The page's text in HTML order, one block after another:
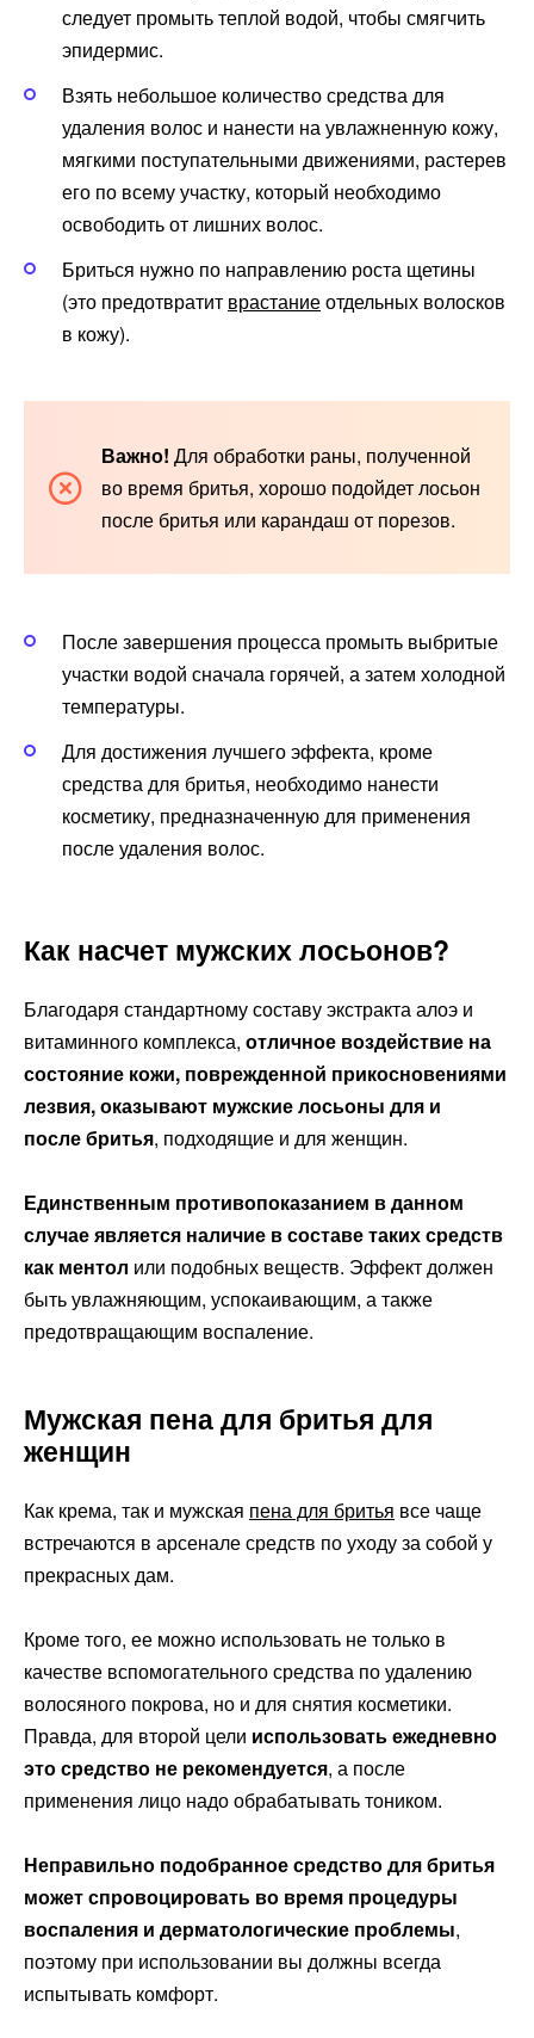
следует промыть теплой водой, чтобы смягчить
эпидермис.
Взять небольшое количество средства для
удаления волос и нанести на увлажненную кожу,
мягкими поступательными движениями, растерев
его по всему участку, который необходимо
освободить от лишних волос.
Бриться нужно по направлению роста щетины
(это предотвратит врастаниеотдельных волосков
в кожу).
Важно! Для обработки раны, полученной
во время бритья, хорошо подойдет лосьон
после бритья или карандаш от порезов.
После завершения процесса промыть выбритые
участки водой сначала горячей, а затем холодной
температуры.
Для достижения лучшего эффекта, кроме
средства для бритья, необходимо нанести
косметику, предназначенную для применения
после удаления волос.
Как насчет мужских лосьонов?
Благодаря стандартному составу экстракта алоэ и
витаминного комплекса, отличное воздействие на
состояние кожи, поврежденной прикосновениями
лезвия, оказывают мужские лосьоны для и
после бритья, подходящие и для женщин.
Единственным противопоказанием в данном
случае является наличие в составе таких средств
как ментол или подобных веществ. Эффект должен
быть увлажняющим, успокаивающим, а также
предотвращающим воспаление.
Мужская пена для бритья для
женщин
Как крема, так и мужская пена для бритья все чаще
встречаются в арсенале средств по уходу за собой у
прекрасных дам.
Кроме того, ее можно использовать не только в
качестве вспомогательного средства по удалению
волосяного покрова, но и для снятия косметики.
Правда, для второй цели использовать ежедневно
это средство не рекомендуется, а после
применения лицо надо обрабатывать тоником.
Неправильно подобранное средство для бритья
может спровоцировать во время процедуры
воспаления и дерматологические проблемы,
поэтому при использовании вы должны всегда
испытывать комфорт.